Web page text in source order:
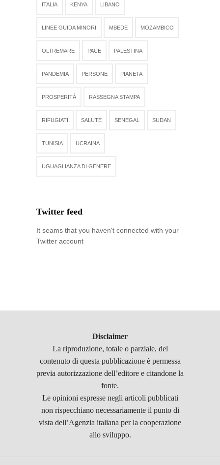
ITALIA KENYA LIBANO
LINEE GUIDA MINORI MBEDE MOZAMBICO
OLTREMARE PACE PALESTINA
PANDEMIA PERSONE PIANETA
PROSPERITÀ RASSEGNA STAMPA
RIFUGIATI SALUTE SENEGAL SUDAN
TUNISIA UCRAINA
UGUAGLIANZA DI GENERE
Twitter feed
It seams that you haven't connected with your
Twitter account
Disclaimer
La riproduzione, totale o parziale, del
contenuto di questa pubblicazione è permessa
previa autorizzazione dell’editore e citandone la
fonte.
Le opinioni espresse negli articoli pubblicati
non rispecchiano necessariamente il punto di
vista dell’Agenzia italiana per la cooperazione
allo sviluppo.